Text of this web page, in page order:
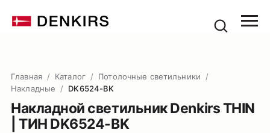
Главная / Каталог / Потолочные светильники
/
Накладные
/ DK6524-BK
Накладной светильник Denkirs THIN
| ТИН DK6524-BK